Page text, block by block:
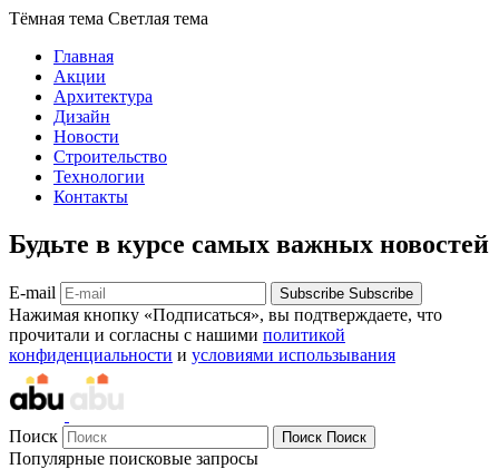
Тёмная тема Светлая тема
Главная
Акции
Архитектура
Дизайн
Новости
Строительство
Технологии
Контакты
Будьте в курсе самых важных новостей
E-mail Subscribe Subscribe
Нажимая кнопку «Подписаться», вы подтверждаете, что
прочитали и согласны с нашими политикой
конфиденциальности и условиями использывания
Поиск Поиск Поиск
Популярные поисковые запросы